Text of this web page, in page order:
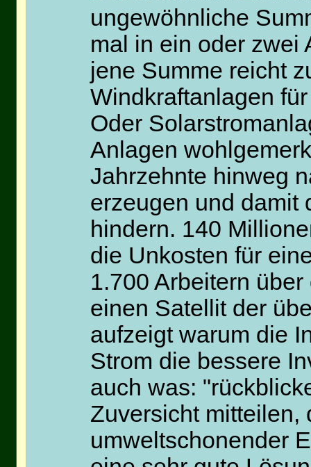
ungewöhnliche
mal in ein oder zwei
jene Summe reicht
Windkraftanlagen
Oder
Anlagen
Jahrzehnte hinweg
erzeugen und damit
hindern. 140
die Unkosten für
1.700 Arbeitern
einen Satellit der
aufzeigt warum die
Strom die bessere
auch was:
Zuversicht mitteilen,
umweltschonender